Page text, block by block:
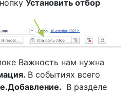
Установить отбор
Важность нам нужна
В событиях всего
Добавление. В разделе